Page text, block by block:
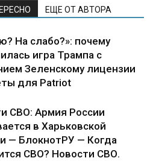
ЕЩЕ ОТ АВТОРА
На слабо?»: почему
игра Трампа с
Зеленскому лицензии
для Patriot
СВО: Армия России
в Харьковской
— БлокнотРУ — Когда
СВО? Новости СВО.